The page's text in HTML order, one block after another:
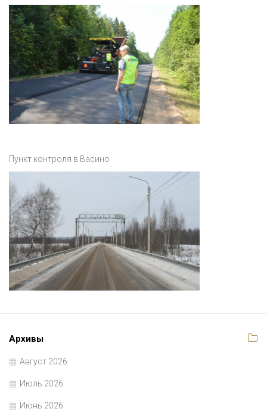
Пункт контроля в Васино
Архивы
Август 2026
Июль 2026
Июнь 2026